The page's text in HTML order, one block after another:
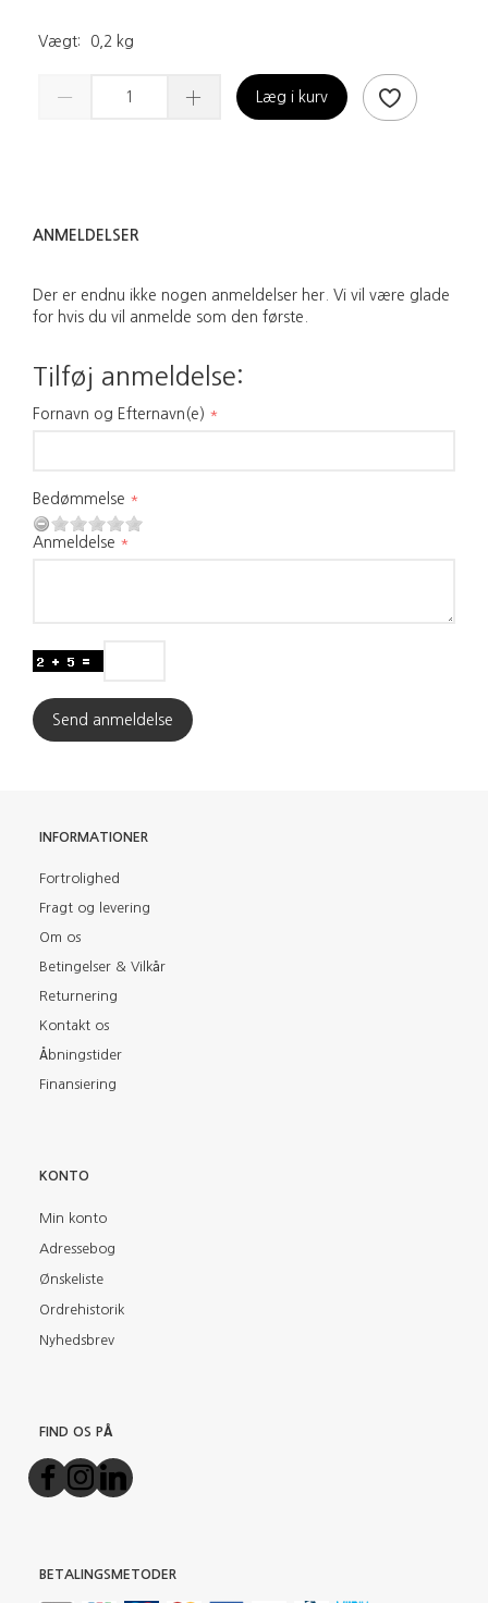
Vægt: 0,2 kg
Læg i kurv
ANMELDELSER
Der er endnu ikke nogen anmeldelser her. Vi vil være glade
for hvis du vil anmelde som den første.
Tilføj anmeldelse:
Fornavn og Efternavn(e)
Bedømmelse
Anmeldelse
Send anmeldelse
INFORMATIONER
Fortrolighed
Fragt og levering
Om os
Betingelser & Vilkår
Returnering
Kontakt os
Åbningstider
Finansiering
KONTO
Min konto
Adressebog
Ønskeliste
Ordrehistorik
Nyhedsbrev
FIND OS PÅ
BETALINGSMETODER